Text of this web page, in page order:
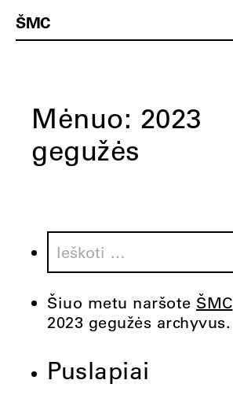
ŠMC
Mėnuo: 2023
gegužės
Ieškoti:
Šiuo metu naršote ŠMC
2023 gegužės archyvus.
Puslapiai